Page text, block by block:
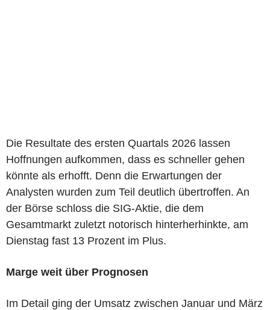
Die Resultate des ersten Quartals 2026 lassen
Hoffnungen aufkommen, dass es schneller gehen
könnte als erhofft. Denn die Erwartungen der
Analysten wurden zum Teil deutlich übertroffen. An
der Börse schloss die SIG-Aktie, die dem
Gesamtmarkt zuletzt notorisch hinterherhinkte, am
Dienstag fast 13 Prozent im Plus.
Marge weit über Prognosen
Im Detail ging der Umsatz zwischen Januar und März